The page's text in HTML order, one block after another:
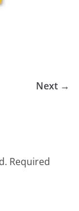
Next →
Required